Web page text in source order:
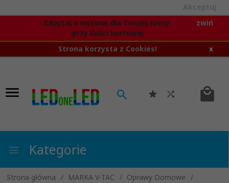
Zapytaj o wycenę dla Twojej Firmy
przy ilości hurtowej
zwiń
Strona korzysta z Cookies! x
Kategorie
Strona główna MARKA V-TAC Oprawy Domowe